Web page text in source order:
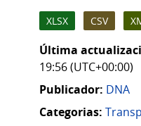
XLSX CSV
Última
19:56 (UTC+00:00)
Publicador: DNA
Categorias: